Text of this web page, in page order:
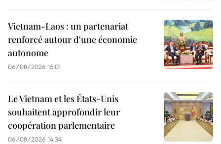
Vietnam-Laos : un partenariat
renforcé autour d'une économie
autonome
06/08/2026 15:01
Le Vietnam et les États-Unis
souhaitent approfondir leur
coopération parlementaire
06/08/2026 14:34